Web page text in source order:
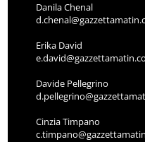
Danila Chenal
Erika David
Davide Pellegrino
Cinzia Timpano